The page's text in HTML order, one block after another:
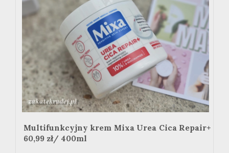
Multifunkcyjny krem Mixa Urea Cica Repair+
60,99 zł/ 400ml